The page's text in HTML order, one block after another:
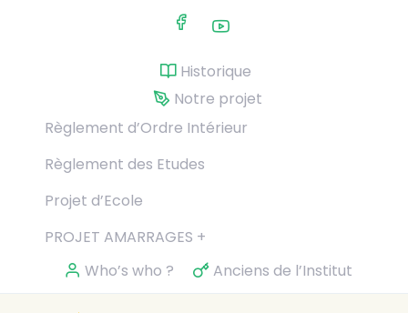
Historique
Notre projet
Règlement d’Ordre Intérieur
Règlement des Etudes
Projet d’Ecole
PROJET AMARRAGES +
Who’s who ?
Anciens de l’Institut